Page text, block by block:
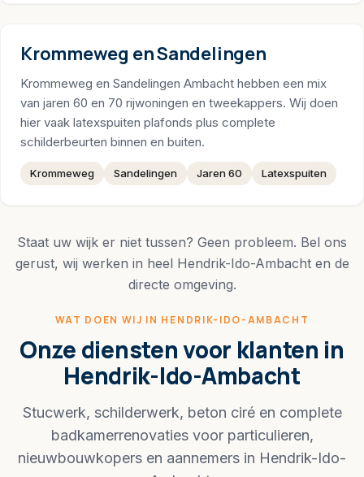
Krommeweg en Sandelingen
Krommeweg en Sandelingen Ambacht hebben een mix
van jaren 60 en 70 rijwoningen en tweekappers. Wij doen
hier vaak latexspuiten plafonds plus complete
schilderbeurten binnen en buiten.
Krommeweg Sandelingen Jaren 60 Latexspuiten
Staat uw wijk er niet tussen? Geen probleem. Bel ons
gerust, wij werken in heel Hendrik-Ido-Ambacht en de
directe omgeving.
WAT DOEN WIJ IN HENDRIK-IDO-AMBACHT
Onze diensten voor klanten in
Hendrik-Ido-Ambacht
Stucwerk, schilderwerk, beton ciré en complete
badkamerrenovaties voor particulieren,
nieuwbouwkopers en aannemers in Hendrik-Ido-